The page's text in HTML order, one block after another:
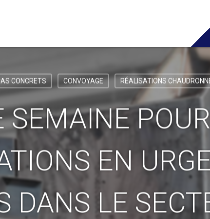
CONCRETS CONVOYAGE RÉALISATIONS
SEMAINE
EN
DANS LE